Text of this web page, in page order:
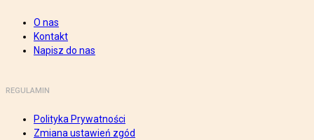
O nas
Kontakt
Napisz do nas
REGULAMIN
Polityka Prywatności
Zmiana ustawień zgód